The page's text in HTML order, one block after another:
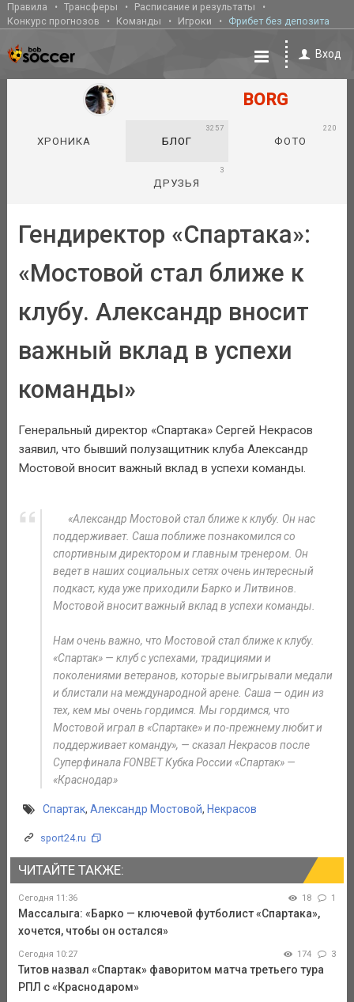
Правила Трансферы
Расписание и результаты
Конкурс прогнозов
Команды Игроки Фрибет без депозита
Вход
BORG
ХРОНИКА БЛОГ
3257
ФОТО
220
ДРУЗЬЯ
3
Гендиректор «Спартака»:
«Мостовой стал ближе к
клубу. Александр вносит
важный вклад в успехи
команды»
Генеральный директор «Спартака» Сергей Некрасов
заявил, что бывший полузащитник клуба Александр
Мостовой вносит важный вклад в успехи команды.
«Александр Мостовой стал ближе к клубу. Он нас
поддерживает. Саша поближе познакомился со
спортивным директором и главным тренером. Он
ведет в наших социальных сетях очень интересный
подкаст, куда уже приходили Барко и Литвинов.
Мостовой вносит важный вклад в успехи команды.
Нам очень важно, что Мостовой стал ближе к клубу.
«Спартак» — клуб с успехами, традициями и
поколениями ветеранов, которые выигрывали медали
и блистали на международной арене. Саша — один из
тех, кем мы очень гордимся. Мы гордимся, что
Мостовой играл в «Спартаке» и по-прежнему любит и
поддерживает команду», — сказал Некрасов после
Суперфинала FONBET Кубка России «Спартак» —
«Краснодар»
Спартак, Александр Мостовой, Некрасов
sport24.ru
ЧИТАЙТЕ ТАКЖЕ:
Сегодня 11:36 18 1
Массалыга: «Барко — ключевой футболист «Спартака»,
хочется, чтобы он остался»
Сегодня 10:27 174 3
Титов назвал «Спартак» фаворитом матча третьего тура
РПЛ с «Краснодаром»